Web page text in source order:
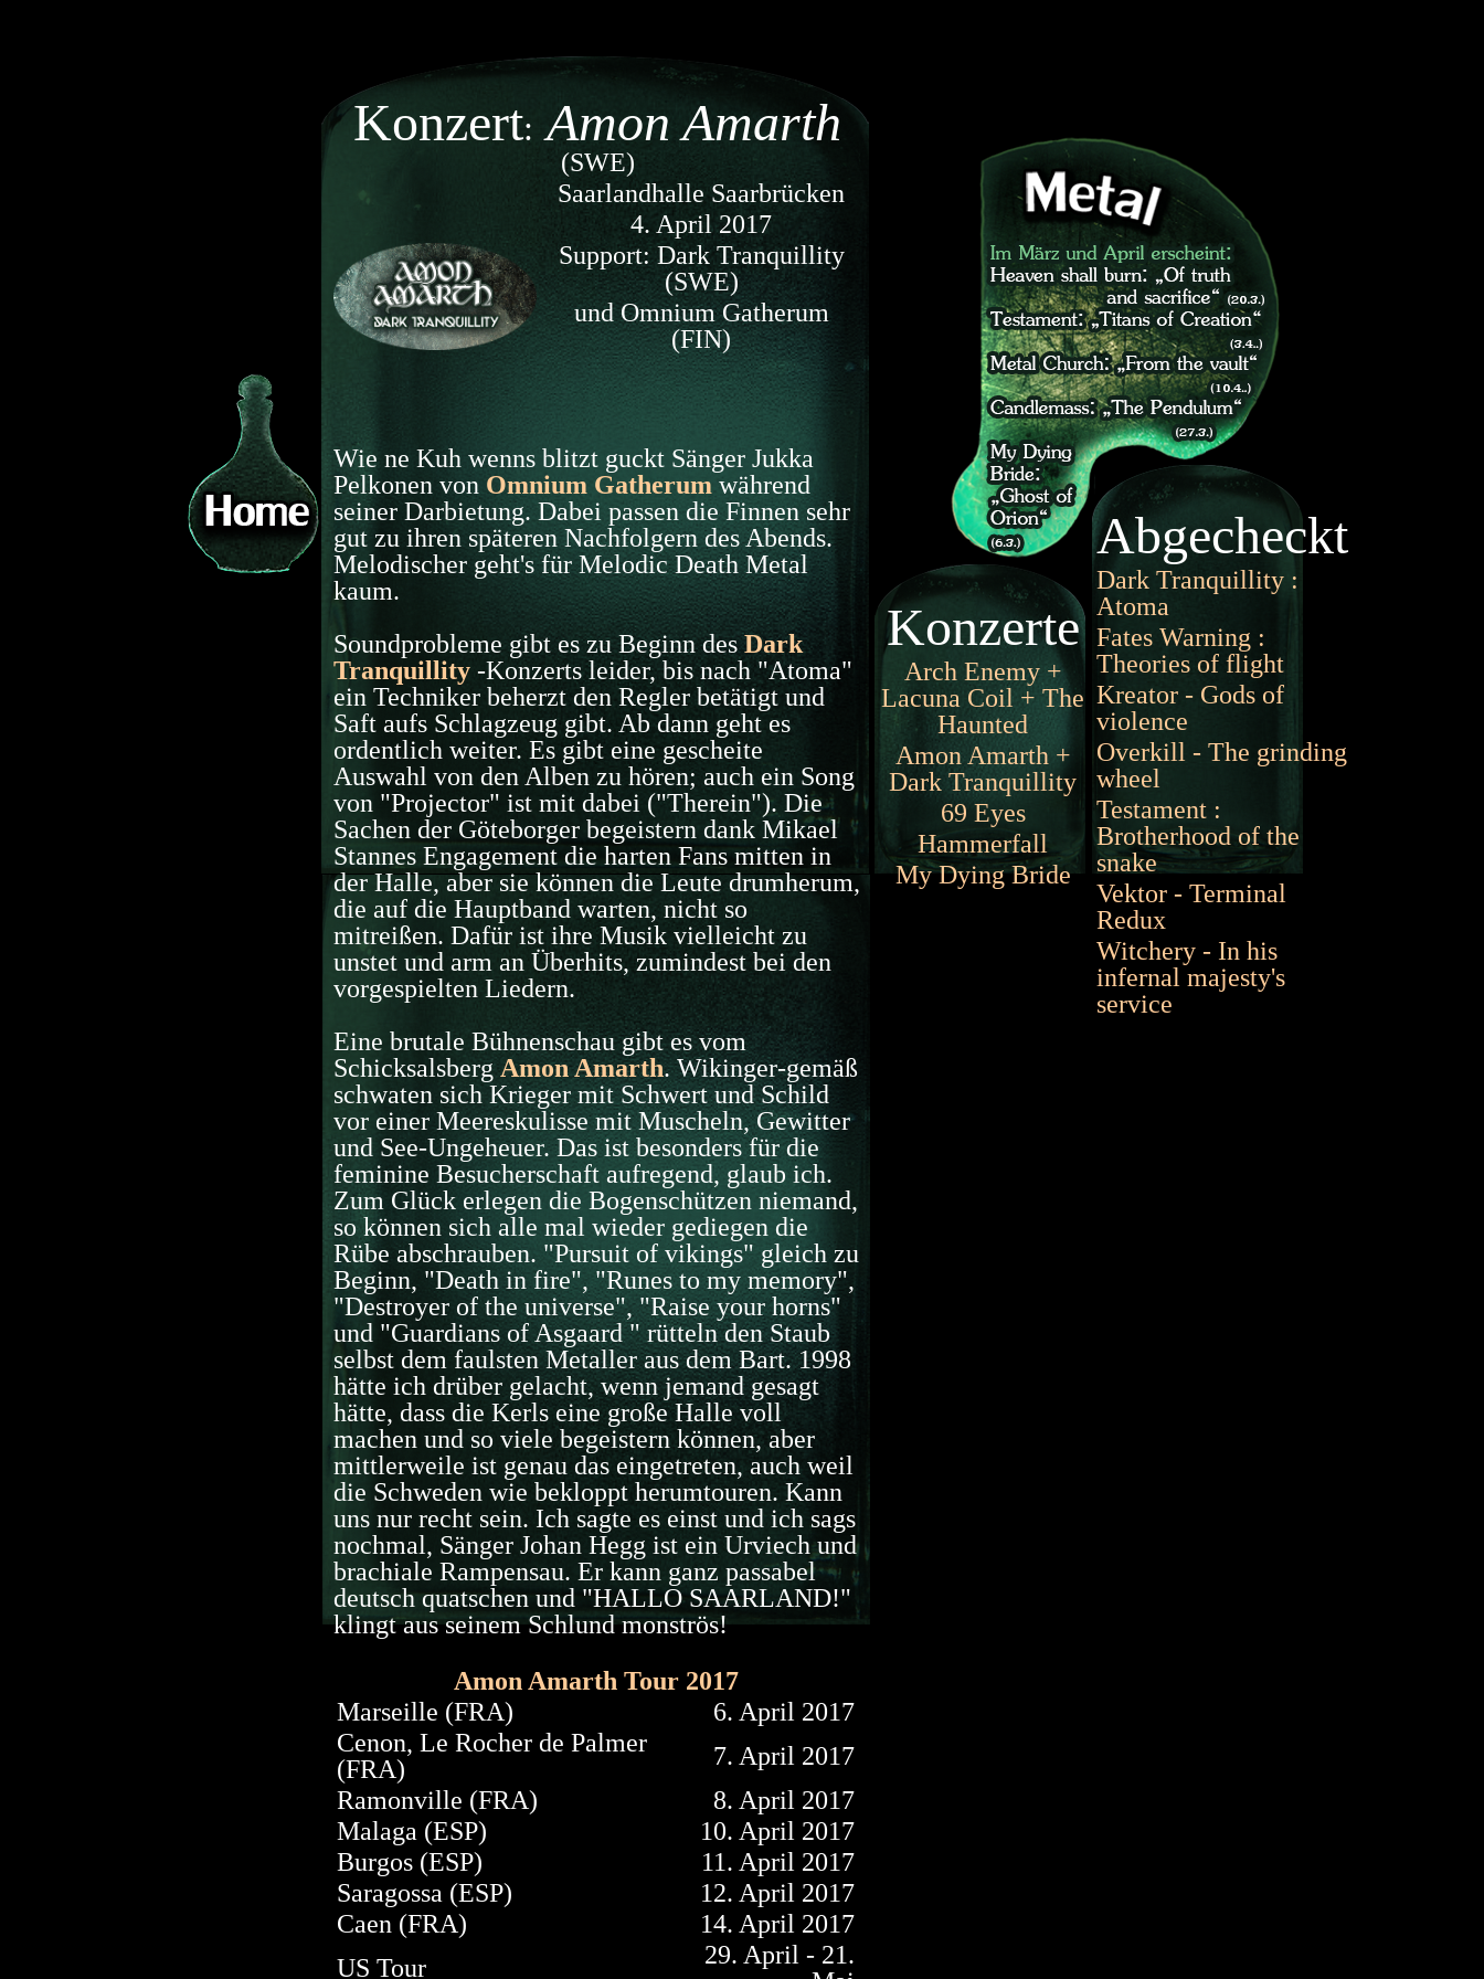
Abgecheckt
Dark Tranquillity :
Atoma
Fates Warning :
Theories of flight
Kreator - Gods of
violence
Overkill - The grinding
wheel
Testament :
Brotherhood of the
snake
Vektor - Terminal
Redux
Witchery - In his
infernal majesty's
service
Konzerte
Arch Enemy +
Lacuna Coil + The
Haunted
Amon Amarth +
Dark Tranquillity
69 Eyes
Hammerfall
My Dying Bride
Konzert: Amon Amarth
(SWE)
Saarlandhalle Saarbrücken
4. April 2017
Support: Dark Tranquillity
(SWE)
und Omnium Gatherum
(FIN)
Wie ne Kuh wenns blitzt guckt Sänger Jukka
Pelkonen von Omnium Gatherum während
seiner Darbietung. Dabei passen die Finnen sehr
gut zu ihren späteren Nachfolgern des Abends.
Melodischer geht's für Melodic Death Metal
kaum.
Soundprobleme gibt es zu Beginn desDark
Tranquillity -Konzerts leider, bis nach "Atoma"
ein Techniker beherzt den Regler betätigt und
Saft aufs Schlagzeug gibt. Ab dann geht es
ordentlich weiter. Es gibt eine gescheite
Auswahl von den Alben zu hören; auch ein Song
von "Projector" ist mit dabei ("Therein"). Die
Sachen der Göteborger begeistern dank Mikael
Stannes Engagement die harten Fans mitten in
der Halle, aber sie können die Leute drumherum,
die auf die Hauptband warten, nicht so
mitreißen. Dafür ist ihre Musik vielleicht zu
unstet und arm an Überhits, zumindest bei den
vorgespielten Liedern.
Eine brutale Bühnenschau gibt es vom
Schicksalsberg Amon Amarth. Wikinger-gemäß
schwaten sich Krieger mit Schwert und Schild
vor einer Meereskulisse mit Muscheln, Gewitter
und See-Ungeheuer. Das ist besonders für die
feminine Besucherschaft aufregend, glaub ich.
Zum Glück erlegen die Bogenschützen niemand,
so können sich alle mal wieder gediegen die
Rübe abschrauben. "Pursuit of vikings" gleich zu
Beginn, "Death in fire", "Runes to my memory",
"Destroyer of the universe", "Raise your horns"
und "Guardians of Asgaard " rütteln den Staub
selbst dem faulsten Metaller aus dem Bart. 1998
hätte ich drüber gelacht, wenn jemand gesagt
hätte, dass die Kerls eine große Halle voll
machen und so viele begeistern können, aber
mittlerweile ist genau das eingetreten, auch weil
die Schweden wie bekloppt herumtouren. Kann
uns nur recht sein. Ich sagte es einst und ich sags
nochmal, Sänger Johan Hegg ist ein Urviech und
brachiale Rampensau. Er kann ganz passabel
deutsch quatschen und "HALLO SAARLAND!"
klingt aus seinem Schlund monströs!
Amon Amarth Tour 2017
Marseille (FRA)
6. April 2017
Cenon, Le Rocher de Palmer
(FRA)
7. April 2017
Ramonville (FRA)
8. April 2017
Malaga (ESP)
10. April 2017
Burgos (ESP)
11. April 2017
Saragossa (ESP)
12. April 2017
Caen (FRA)
14. April 2017
US Tour
29. April - 21.